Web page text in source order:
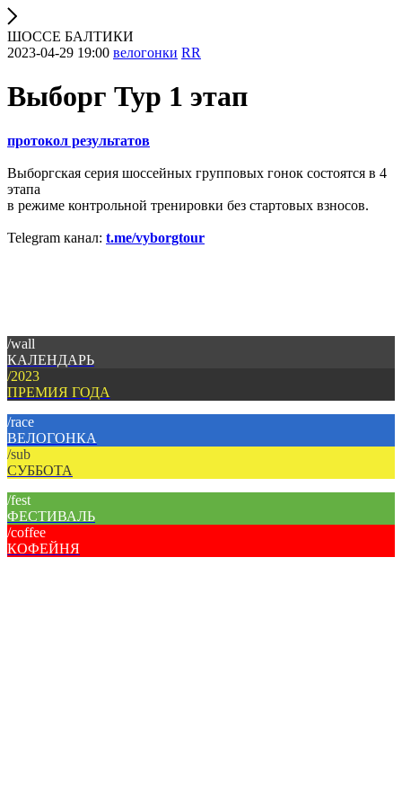
ШОССЕ БАЛТИКИ
2023-04-29 19:00 велогонки RR
Выборг Тур 1 этап
протокол результатов
Выборгская серия шоссейных групповых гонок состоятся в 4
этапа
в режиме контрольной тренировки без стартовых взносов.
Telegram канал: t.me/vyborgtour
/wall
КАЛЕНДАРЬ
/2023
ПРЕМИЯ ГОДА
/race
ВЕЛОГОНКА
/sub
СУББОТА
/fest
ФЕСТИВАЛЬ
/coffee
КОФЕЙНЯ